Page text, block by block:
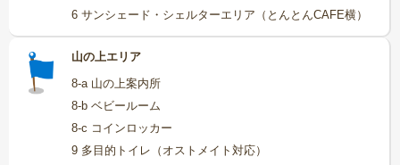
6 サンシェード・シェルターエリア（とんとんCAFE横）
山の上エリア
8-a 山の上案内所
8-b ベビールーム
8-c コインロッカー
9 多目的トイレ（オストメイト対応）